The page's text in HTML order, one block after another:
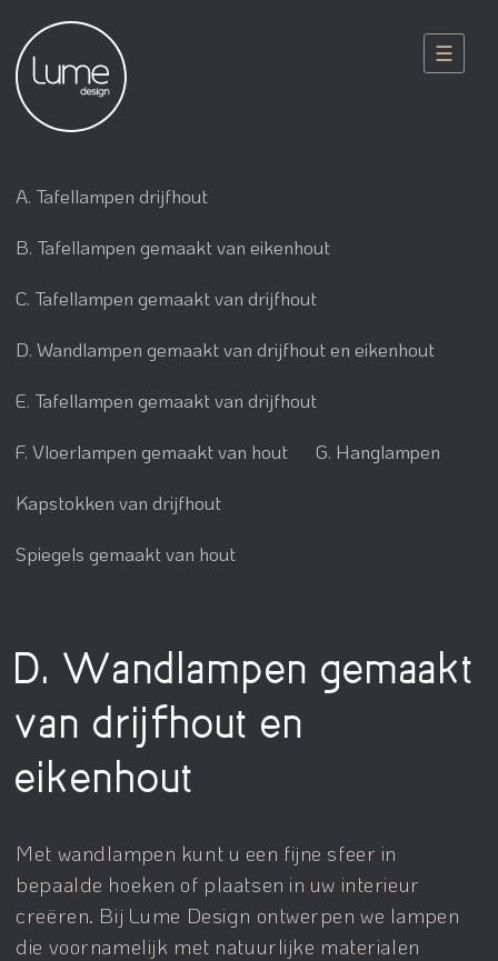
☰
A. Tafellampen drijfhout
B. Tafellampen gemaakt van eikenhout
C. Tafellampen gemaakt van drijfhout
D. Wandlampen gemaakt van drijfhout en eikenhout
E. Tafellampen gemaakt van drijfhout
F. Vloerlampen gemaakt van hout G. Hanglampen
Kapstokken van drijfhout
Spiegels gemaakt van hout
D. Wandlampen gemaakt
van drijfhout en
eikenhout
Met wandlampen kunt u een fijne sfeer in
bepaalde hoeken of plaatsen in uw interieur
creëren. Bij Lume Design ontwerpen we lampen
die voornamelijk met natuurlijke materialen